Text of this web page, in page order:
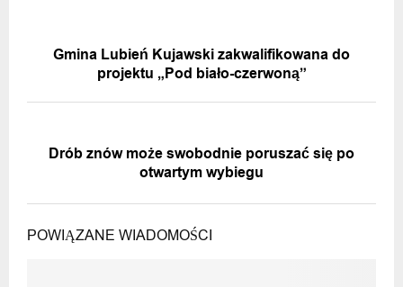
Gmina Lubień Kujawski zakwalifikowana do
projektu „Pod biało-czerwoną”
Drób znów może swobodnie poruszać się po
otwartym wybiegu
POWIĄZANE WIADOMOŚCI